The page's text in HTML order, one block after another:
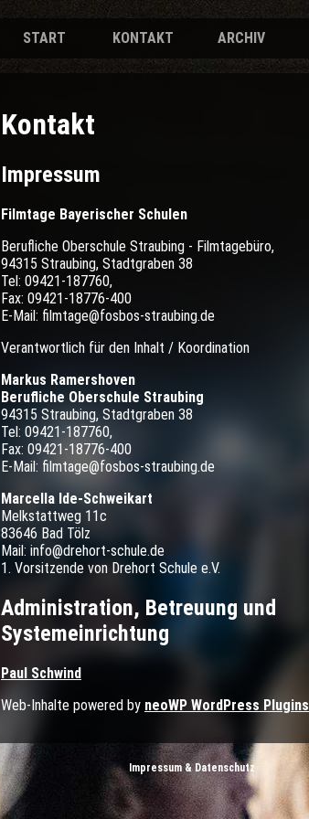
START KONTAKT ARCHIV
Kontakt
Impressum
Filmtage Bayerischer Schulen
Berufliche Oberschule Straubing - Filmtagebüro,
94315 Straubing, Stadtgraben 38
Tel: 09421-187760,
Fax: 09421-18776-400
E-Mail: filmtage@fosbos-straubing.de
Verantwortlich für den Inhalt / Koordination
Markus Ramershoven
Berufliche Oberschule Straubing
94315 Straubing, Stadtgraben 38
Tel: 09421-187760,
Fax: 09421-18776-400
E-Mail: filmtage@fosbos-straubing.de
Marcella Ide-Schweikart
Melkstattweg 11c
83646 Bad Tölz
Mail: info@drehort-schule.de
1. Vorsitzende von Drehort Schule e.V.
Administration, Betreuung und
Systemeinrichtung
Paul Schwind
Web-Inhalte powered by neoWP WordPress Plugins
Impressum & Datenschutz